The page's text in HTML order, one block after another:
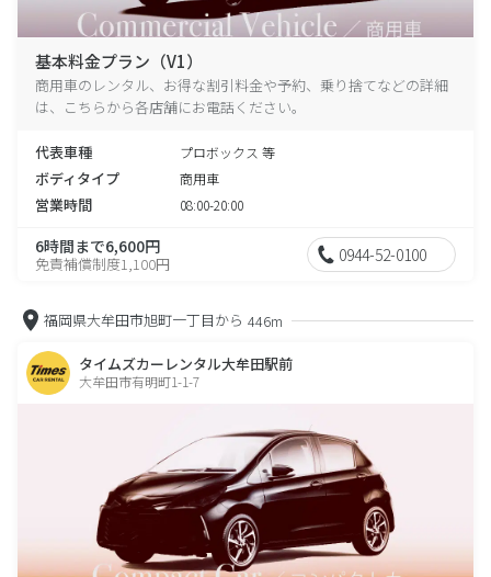
基本料金プラン（V1）
商用車のレンタル、お得な割引料金や予約、乗り捨てなどの詳細
は、こちらから各店舗にお電話ください。
代表車種 プロボックス 等
ボディタイプ 商用車
営業時間 08:00-20:00
6時間まで6,600円
免責補償制度1,100円 0944-52-0100
福岡県大牟田市旭町一丁目から 446m
タイムズカーレンタル大牟田駅前
大牟田市有明町1-1-7